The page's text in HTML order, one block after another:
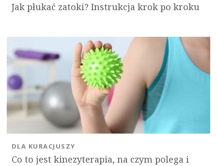
Jak płukać zatoki? Instrukcja krok po kroku
Co to jest kinezyterapia, na czym polega i
DLA KURACJUSZY